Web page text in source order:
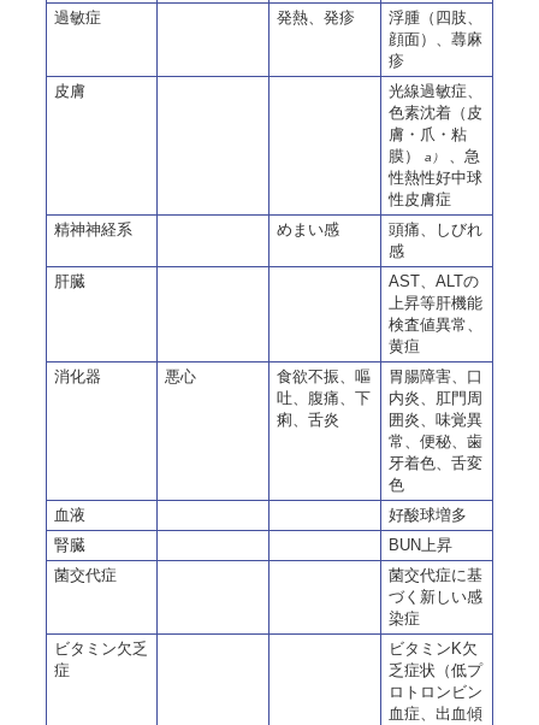
過敏症
発熱、発疹
浮腫（四肢、
顔面）、蕁麻
疹
皮膚
光線過敏症、
色素沈着（皮
膚・爪・粘
膜）
a）
、急
性熱性好中球
性皮膚症
精神神経系
めまい感
頭痛、しびれ
感
肝臓
AST、ALTの
上昇等肝機能
検査値異常、
黄疸
消化器
悪心
食欲不振、嘔
吐、腹痛、下
痢、舌炎
胃腸障害、口
内炎、肛門周
囲炎、味覚異
常、便秘、歯
牙着色、舌変
色
血液
好酸球増多
腎臓
BUN上昇
菌交代症
菌交代症に基
づく新しい感
染症
ビタミン欠乏
症
ビタミンK欠
乏症状（低プ
ロトロンビン
血症、出血傾